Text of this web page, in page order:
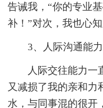
告诫我，“你的专业
补！”对次，我也心
3、人际沟通能力
人际交往能力一直
又减损了我的亲和力
水，与同事混的很开